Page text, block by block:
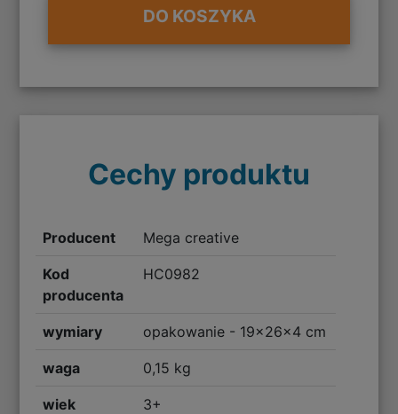
DO KOSZYKA
Cechy produktu
Producent Mega creative
Kod
producenta
HC0982
wymiary opakowanie - 19x26x4 cm
waga 0,15 kg
wiek 3+